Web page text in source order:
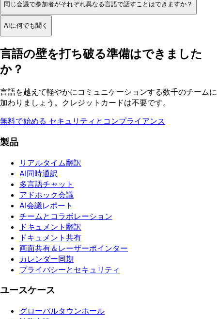
同じ会議で参加者がそれぞれ異なる言語で話すことはできますか？
AIに何でも聞く
言語の壁を打ち破る準備はできました
か？
言語を越えて軽やかにコミュニケーションする数千のチームに
加わりましょう。クレジットカードは不要です。
無料で始める セキュリティとコンプライアンス
製品
リアルタイム翻訳
AI同時通訳
多言語チャット
アドホック会議
AI会議レポート
チームとコラボレーション
ドキュメント翻訳
ドキュメント共有
画面共有＆レーザーポインター
カレンダー同期
プライバシーとセキュリティ
ユースケース
グローバルタウンホール